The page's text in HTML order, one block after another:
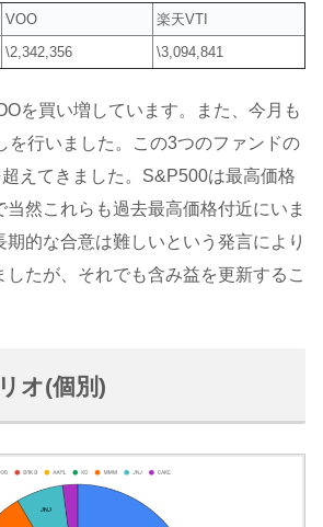
VOO
楽天VTI
\2,342,356 \3,094,841
を買い増しています。また、今月も
を行いました。この3つのファンドの
えてきました。S&P500は最高価格
当然これらも過去最高価格付近にいま
的な合意は難しいという発言により
したが、それでも含み益を更新するこ
オ(個別)